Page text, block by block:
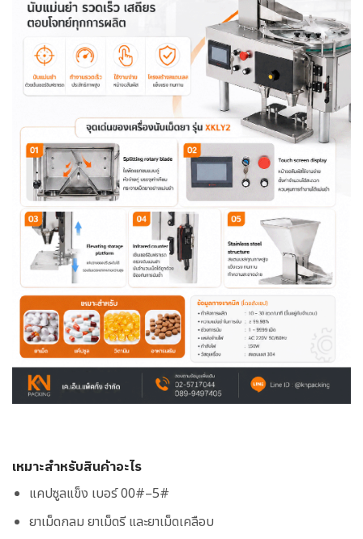
เหมาะสำหรับสินค้าอะไร
แคปซูลแข็ง เบอร์ 00#–5#
ยาเม็ดกลม ยาเม็ดรี และยาเม็ดเคลือบ